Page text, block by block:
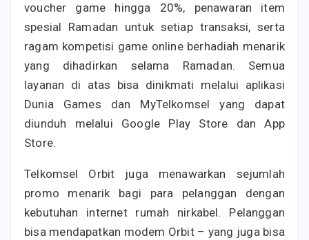
voucher game hingga 20%, penawaran item
spesial Ramadan untuk setiap transaksi, serta
ragam kompetisi game online berhadiah menarik
yang dihadirkan selama Ramadan. Semua
layanan di atas bisa dinikmati melalui aplikasi
Dunia Games dan MyTelkomsel yang dapat
diunduh melalui Google Play Store dan App
Store.
Telkomsel Orbit juga menawarkan sejumlah
promo menarik bagi para pelanggan dengan
kebutuhan internet rumah nirkabel. Pelanggan
bisa mendapatkan modem Orbit – yang juga bisa